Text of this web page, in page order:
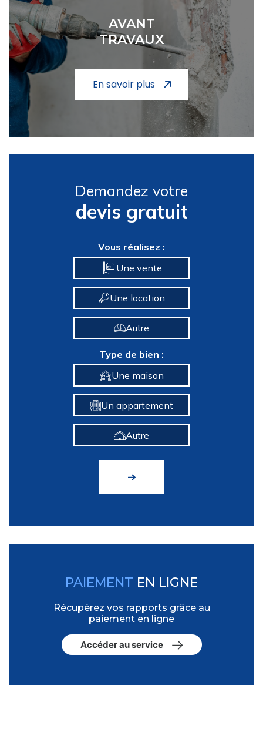
AVANT
TRAVAUX
En savoir plus
Demandez votre
devis gratuit
Vous réalisez :
Une vente
Une location
Autre
Type de bien :
Une maison
Un appartement
Autre
PAIEMENT EN LIGNE
Récupérez vos rapports grâce au
paiement en ligne
Accéder au service